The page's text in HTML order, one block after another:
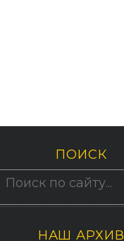
ПОИСК
По авторам
НАШ АРХИВ